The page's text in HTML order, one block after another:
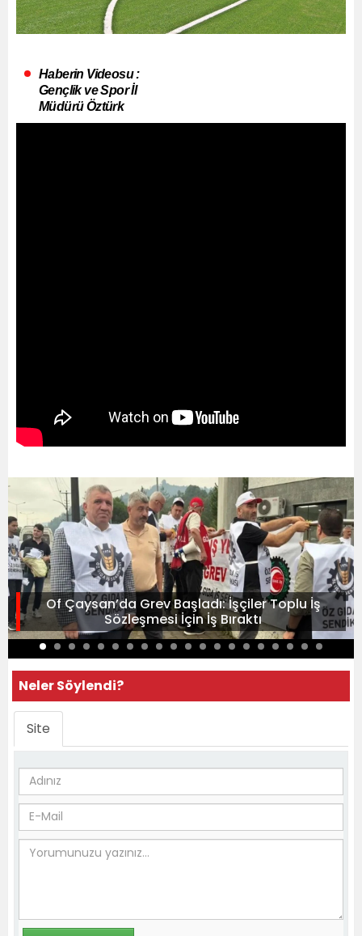
Haberin Videosu :
Gençlik ve Spor İl
Müdürü Öztürk
Of Çaysan’da Grev Başladı: İşçiler Toplu İş
Sözleşmesi İçin İş Bıraktı
Neler Söylendi?
Site